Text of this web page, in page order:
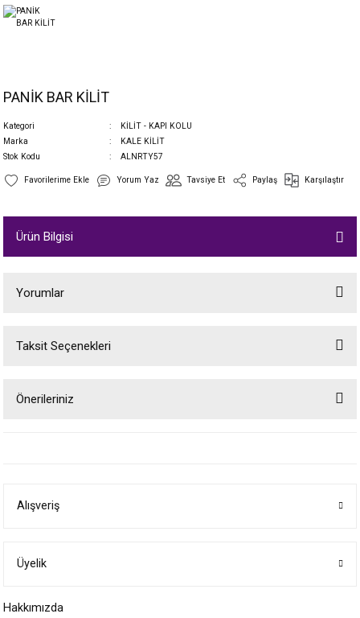
PANİK BAR KİLİT
Kategori
KİLİT - KAPI KOLU
Marka
KALE KİLİT
Stok Kodu
ALNRTY57
Yorum Yaz Tavsiye Et Paylaş Karşılaştır
Ürün Bilgisi
Yorumlar
Taksit Seçenekleri
Önerileriniz
Ürün bilgilerinde hatalar bulunuyor.
Bu ürüne benzer farklı alternatifler olmalı.
Alışveriş
Üyelik
Hakkımızda